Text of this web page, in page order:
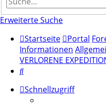
Erweiterte Suche
Startseite
Portal
Informationen
VERLORENE
Suche
Schnellzugriff